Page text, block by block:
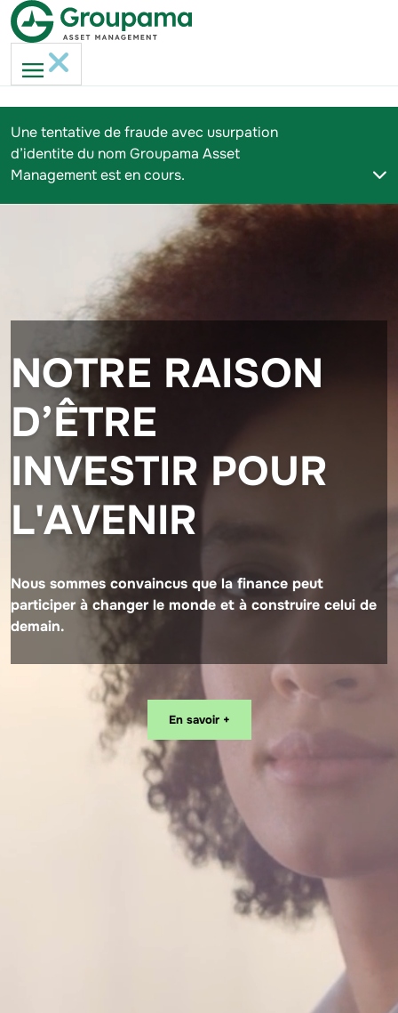
Une tentative de fraude avec usurpation
d’identite du nom Groupama Asset
Management est en cours.
NOTRE RAISON
D’ÊTRE
INVESTIR POUR
L'AVENIR
Nous sommes convaincus que la finance peut
participer à changer le monde et à construire celui de
demain.
En savoir +